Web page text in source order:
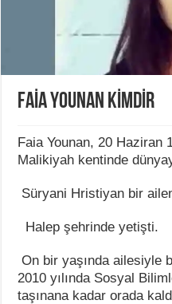
FAİA YOUNAN KİMDİR
Faia Younan, 20 Haziran
Malikiyah kentinde
Süryani Hristiyan bir
Halep şehrinde yetişti.
On bir yaşında ailesiyle
2010 yılında Sosyal
taşınana kadar orada